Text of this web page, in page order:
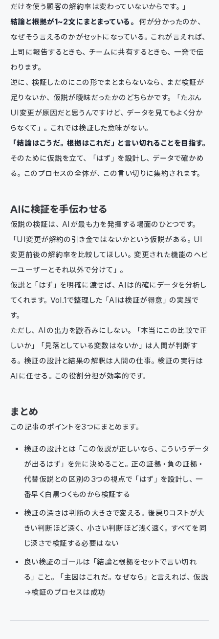
だけを使う顧客の解約率は変わっていないからです。」
結論と根拠が1〜2文にまとまっている。
何が分かったのか、
なぜそう言えるのかがセットになっている。これが言えれば、
上司に報告するときも、チームに共有するときも、一発で伝
わります。
逆に、検証したのにこの形でまとまらないなら、まだ検証が
足りないか、仮説が曖昧だったかのどちらかです。「たぶん
UI変更が原因だと思うんですけど、データを見てもよく分か
らなくて」。これでは検証した意味がない。
「結論はこうだ。根拠はこれだ」と言い切れることを目指す。
そのために仮説を立て、「はず」を設計し、データで確かめ
る。このプロセスの全体が、この言い切りに集約されます。
AIに検証を手伝わせる
仮説の検証は、AIが最も力を発揮する場面のひとつです。
「UI変更が解約の引き金ではないかという仮説がある。UI
変更前後の解約率を比較してほしい。変更された機能のヘビ
ーユーザーとそれ以外で分けて」。
仮説と「はず」を明確に渡せば、AIは的確にデータを分析し
てくれます。Vol.1で整理した「AIは検証が得意」の実践で
す。
ただし、AIの出力を鼵呑みにしない。「本当にこの比較で正
しいか」「見落としている変数はないか」は人間が判断す
る。検証の設計と結果の解釈は人間の仕事。検証の実行は
AIに任せる。この役割分担が効率的です。
まとめ
この記事のポイントを3つにまとめます。
検証の設計とは「この仮説が正しいなら、こういうデータ
が出るはず」を先に決めること。正の証拠・負の証拠・
代替仮説との区別の3つの視点で「はず」を設計し、一
番早く白黒つくものから検証する
検証の深さは判断の大きさで変える。後戻りコストが大
きい判断ほど深く、小さい判断ほど浅く速く。すべてを同
じ深さで検証する必要はない
良い検証のゴールは「結論と根拠をセットで言い切れ
る」こと。「主因はこれだ。なぜなら」と言えれば、仮説
→検証のプロセスは成功